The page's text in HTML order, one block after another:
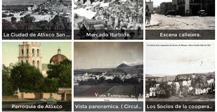
La Ciudad de Atlixco San Miguel. Mercado Iturbide. Escena callejera.
Parroquia de Atlixco Vista panoramica. ( Circulada el 24 de Mayo de 1908 ). Los Socios de la cooperativa de obreros de Metepec Atlixco Puebla Julio de 1926